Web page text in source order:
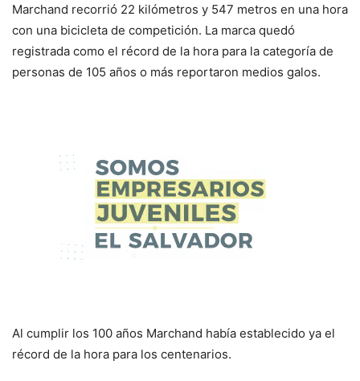
Marchand recorrió 22 kilómetros y 547 metros en una hora
con una bicicleta de competición. La marca quedó
registrada como el récord de la hora para la categoría de
personas de 105 años o más reportaron medios galos.
Al cumplir los 100 años Marchand había establecido ya el
récord de la hora para los centenarios.